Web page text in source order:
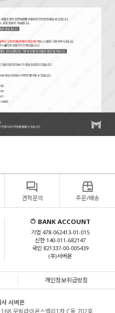
견적문의 주문/배송
BANK ACCOUNT
기업 478-062413-01-015
신한 140-011-682147
국민 821337-00-005439
(주)서버몬
개인정보취급방침
서버몬
우림라이온스밸리1차 C동 702호